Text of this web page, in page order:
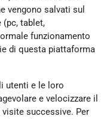
vengono salvati sul
(pc, tablet,
funzionamento
di questa piattaforma
utenti e le loro
e velocizzare il
successive. Per